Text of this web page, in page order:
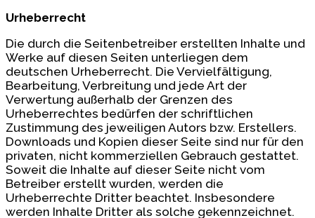
Urheberrecht
Die durch die Seitenbetreiber erstellten Inhalte und
Werke auf diesen Seiten unterliegen dem
deutschen Urheberrecht. Die Vervielfältigung,
Bearbeitung, Verbreitung und jede Art der
Verwertung außerhalb der Grenzen des
Urheberrechtes bedürfen der schriftlichen
Zustimmung des jeweiligen Autors bzw. Erstellers.
Downloads und Kopien dieser Seite sind nur für den
privaten, nicht kommerziellen Gebrauch gestattet.
Soweit die Inhalte auf dieser Seite nicht vom
Betreiber erstellt wurden, werden die
Urheberrechte Dritter beachtet. Insbesondere
werden Inhalte Dritter als solche gekennzeichnet.